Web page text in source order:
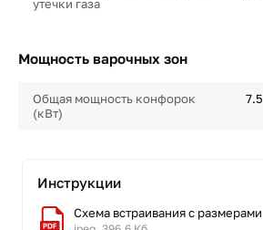
утечки газа
Мощность варочных зон
Общая мощность конфорок
(кВт)
7.5
Инструкции
Схема встраивания с размерами